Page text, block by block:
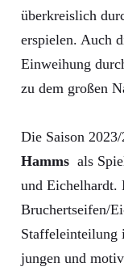
überkreislich
erspielen. Auch
Einweihung
zu dem großen
Die Saison
Hamms als
und Eichelhardt.
Bruchertseifen/
Staffeleinteilung
jungen und